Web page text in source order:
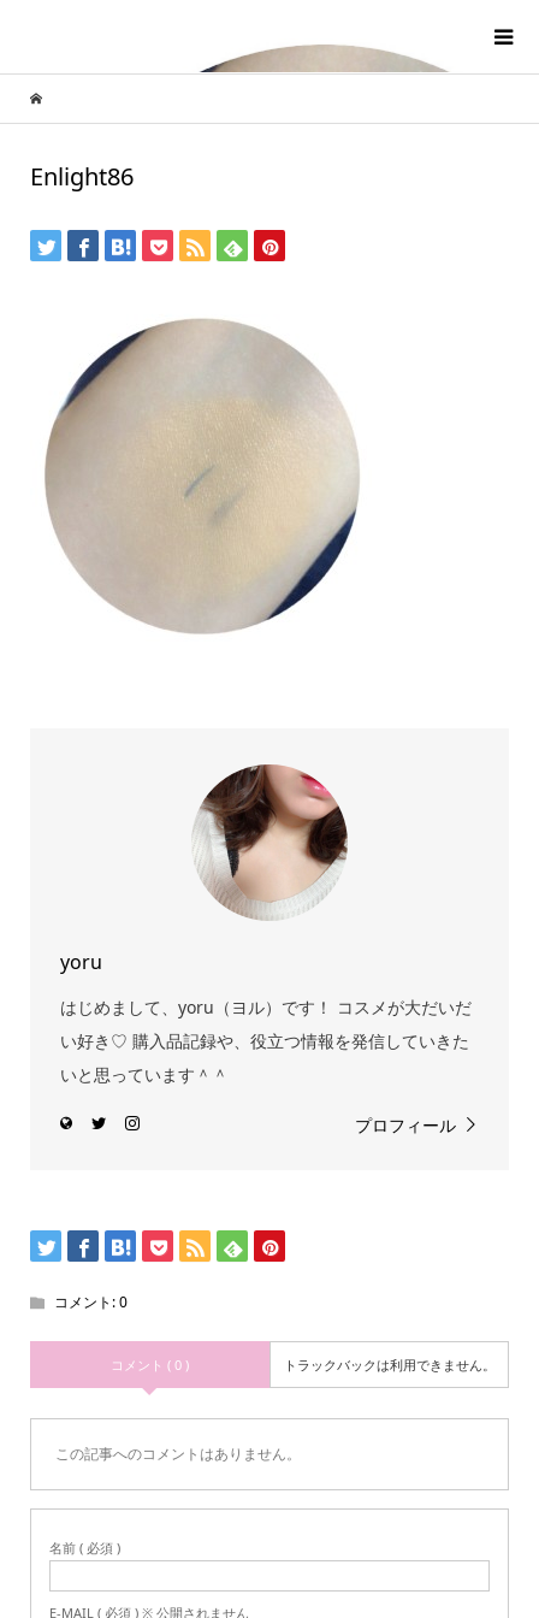
Enlight86
yoru
はじめまして、yoru（ヨル）です！ コスメが大だいだ
い好き♡ 購入品記録や、役立つ情報を発信していきた
いと思っています＾＾
プロフィール
コメント:0
コメント ( 0 ) トラックバックは利用できません。
この記事へのコメントはありません。
名前 ( 必須 )
E-MAIL ( 必須 ) ※ 公開されません